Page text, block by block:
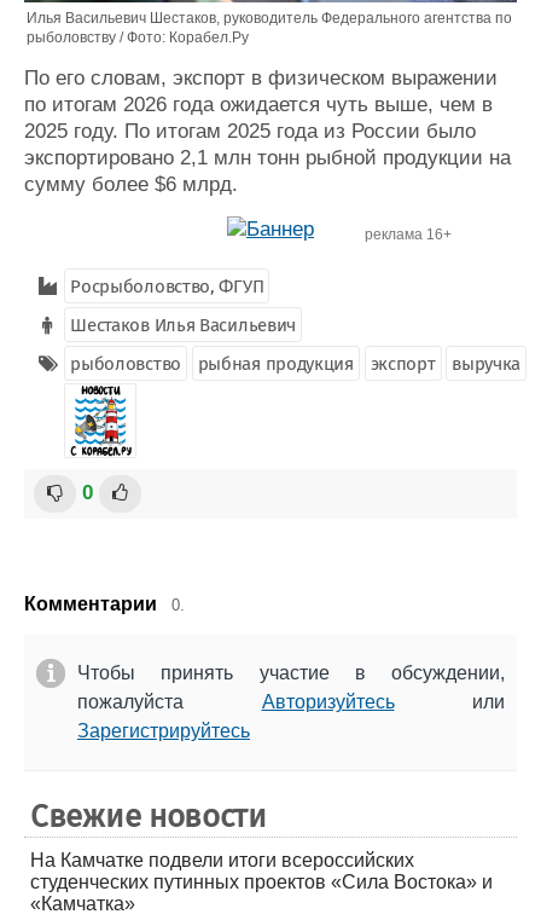
Илья Васильевич Шестаков, руководитель Федерального агентства по
рыболовству / Фото: Корабел.Ру
По его словам, экспорт в физическом выражении
по итогам 2026 года ожидается чуть выше, чем в
2025 году. По итогам 2025 года из России было
экспортировано 2,1 млн тонн рыбной продукции на
сумму более $6 млрд.
реклама 16+
Росрыболовство, ФГУП
Шестаков Илья Васильевич
рыболовство
рыбная продукция экспорт выручка
0
Комментарии 0.
Чтобы принять участие в обсуждении,
пожалуйста Авторизуйтесьили
Зарегистрируйтесь
Свежие новости
На Камчатке подвели итоги всероссийских
студенческих путинных проектов «Сила Востока» и
«Камчатка»